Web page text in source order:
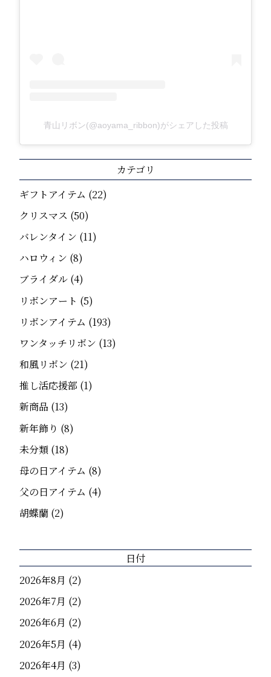
青山リボン(@aoyama_ribbon)がシェアした投稿
カテゴリ
ギフトアイテム (22)
クリスマス (50)
バレンタイン (11)
ハロウィン (8)
ブライダル (4)
リボンアート (5)
リボンアイテム (193)
ワンタッチリボン (13)
和風リボン (21)
推し活応援部 (1)
新商品 (13)
新年飾り (8)
未分類 (18)
母の日アイテム (8)
父の日アイテム (4)
胡蝶蘭 (2)
日付
2026年8月 (2)
2026年7月 (2)
2026年6月 (2)
2026年5月 (4)
2026年4月 (3)